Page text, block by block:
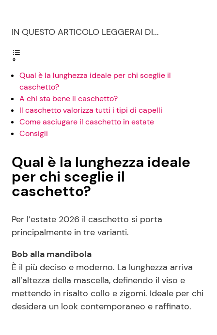
IN QUESTO ARTICOLO LEGGERAI DI...
Qual è la lunghezza ideale per chi sceglie il
caschetto?
A chi sta bene il caschetto?
Il caschetto valorizza tutti i tipi di capelli
Come asciugare il caschetto in estate
Consigli
Qual è la lunghezza ideale
per chi sceglie il
caschetto?
Per l’estate 2026 il caschetto si porta
principalmente in tre varianti.
Bob alla mandibola
È il più deciso e moderno. La lunghezza arriva
all’altezza della mascella, definendo il viso e
mettendo in risalto collo e zigomi. Ideale per chi
desidera un look contemporaneo e raffinato.